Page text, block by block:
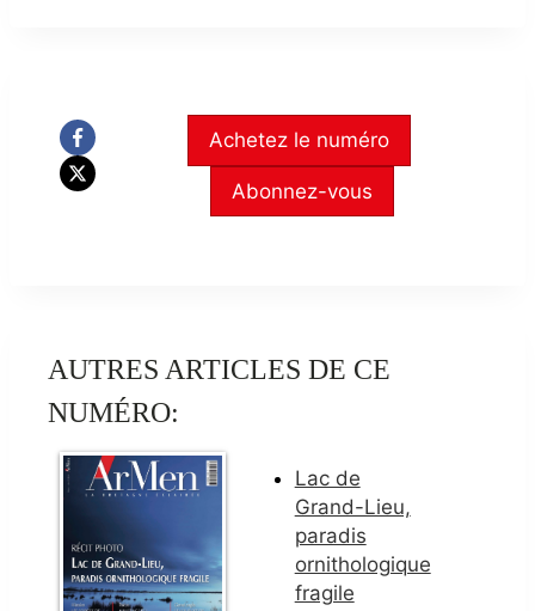
Achetez le numéro
Abonnez-vous
AUTRES ARTICLES DE CE
NUMÉRO:
Lac de
Grand-Lieu,
paradis
ornithologique
fragile